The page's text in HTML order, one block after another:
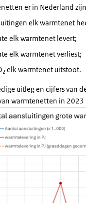
er in Nederland
elk warmtenet
elk warmtenet levert;
elk warmtenet verliest;
2 elk warmtenet uitstoot.
uitleg en cijfers van
warmtenetten in 2023